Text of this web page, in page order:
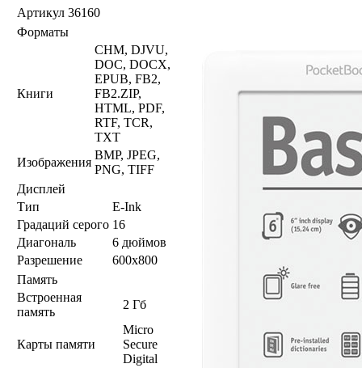
Артикул 36160
Форматы
Книги
CHM, DJVU,
DOC, DOCX,
EPUB, FB2,
FB2.ZIP,
HTML, PDF,
RTF, TCR,
TXT
Изображения
BMP, JPEG,
PNG, TIFF
Дисплей
Тип
E-Ink
Градаций серого 16
Диагональ
6 дюймов
Разрешение
600x800
Память
Встроенная
память
2 Гб
Карты памяти
Micro
Secure
Digital